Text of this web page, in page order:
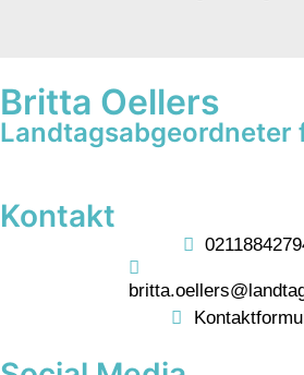
Britta Oellers
Landtagsabgeordneter
Kontakt